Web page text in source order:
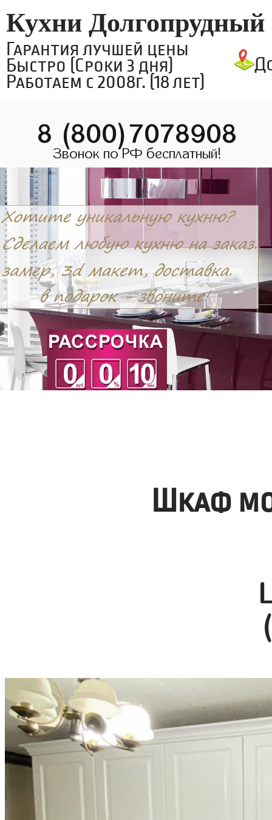
Кухни Долгопрудный
Гарантия лучшей цены
Быстро (Сроки 3 дня)
Работаем с 2008г. (18 лет)
8 (800)7078908
Звонок по РФ бесплатный!
Шкаф